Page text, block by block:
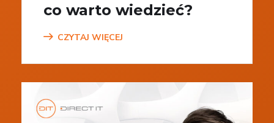
co warto wiedzieć?
CZYTAJ WIĘCEJ